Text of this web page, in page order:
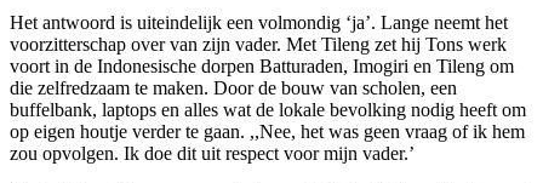
Het antwoord is uiteindelijk een volmondig ‘ja’. Lange neemt het
voorzitterschap over van zijn vader. Met Tileng zet hij Tons werk
voort in de Indonesische dorpen Batturaden, Imogiri en Tileng om
die zelfredzaam te maken. Door de bouw van scholen, een
buffelbank, laptops en alles wat de lokale bevolking nodig heeft om
op eigen houtje verder te gaan. ,,Nee, het was geen vraag of ik hem
zou opvolgen. Ik doe dit uit respect voor mijn vader.’